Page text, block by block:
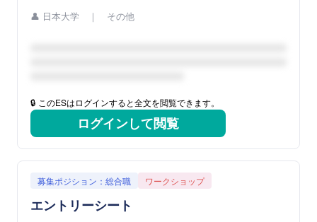
👤 日本大学 ｜ その他
🔒 このESはログインすると全文を閲覧できます。
ログインして閲覧
募集ポジション：総合職 ワークショップ
エントリーシート